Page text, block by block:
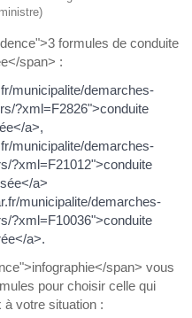
formules de conduite
span> :
municipalite/demarches-
?xml=F2826">conduite
a>,
municipalite/demarches-
?xml=F21012">conduite
a>
municipalite/demarches-
?xml=F10036">conduite
a>.
span> vous
pour choisir celle qui
votre situation :